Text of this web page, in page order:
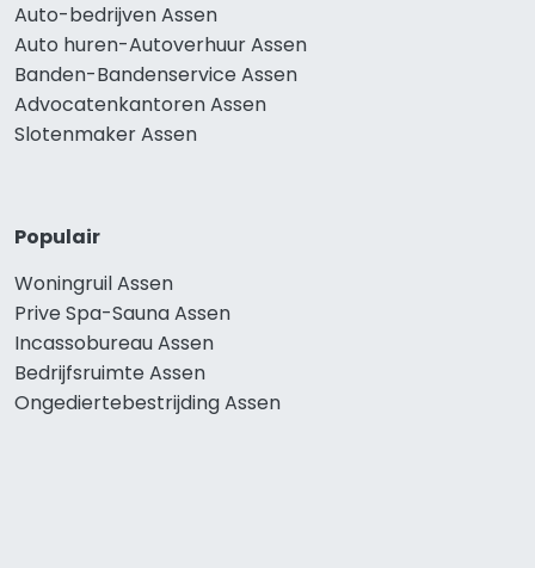
Auto-bedrijven Assen
Auto huren-Autoverhuur Assen
Banden-Bandenservice Assen
Advocatenkantoren Assen
Slotenmaker Assen
Populair
Woningruil Assen
Prive Spa-Sauna Assen
Incassobureau Assen
Bedrijfsruimte Assen
Ongediertebestrijding Assen